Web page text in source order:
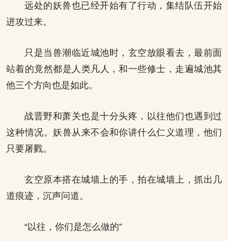
远处的妖兽也已经开始有了行动，集结队伍开始
进攻过来。
只是当兽潮临近城池时，玄空放眼看去，最前面
站着的竟然都是人类凡人，和一些修士，走遍城池其
他三个方向也是如此。
战晋野和萧关也是十分头疼，以往他们也遇到过
这种情况。妖兽从来不会和你讲什么仁义道理，他们
只要屠戮。
玄空原本搭在城墙上的手，拍在城墙上，抓出几
道痕迹，沉声问道。
“以往，你们是怎么做的”